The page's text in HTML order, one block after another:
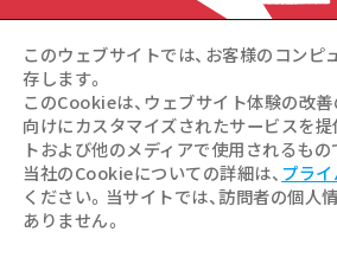
©Hiroshima Tourism Association /
Hiroshima City .All rights
このウェブサイトでは、お客様のコン
存します。
このCookieは、ウェブサイト体験の改善
向けにカスタマイズされたサービスを
トおよび他のメディアで使用されるもの
当社のCookieについての詳細は、 プラ
ください。当サイトでは、訪問者の個人
ありません。